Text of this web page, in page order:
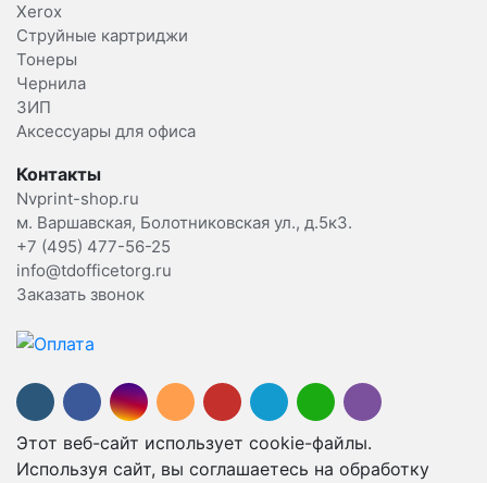
Xerox
Струйные картриджи
Тонеры
Чернила
ЗИП
Аксессуары для офиса
Контакты
Nvprint-shop.ru
м. Варшавская, Болотниковская ул., д.5к3.
+7 (495) 477-56-25
info@tdofficetorg.ru
Заказать звонок
Этот веб-сайт использует cookie-файлы.
Используя сайт, вы соглашаетесь на обработку